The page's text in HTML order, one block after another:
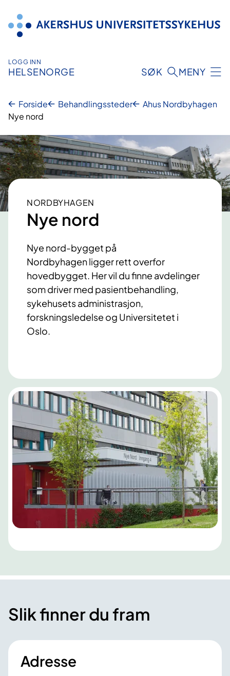
innhold
LOGG INN
HELSENORGE SØK MENY
Forside Behandlingssteder
Ahus Nordbyhagen
Nye nord
NORDBYHAGEN
Nye nord
Nye nord-bygget på
Nordbyhagen ligger rett overfor
hovedbygget. Her vil du finne avdelinger
som driver med pasientbehandling,
sykehusets administrasjon,
forskningsledelse og Universitetet i
Oslo.
Slik finner du fram
Adresse